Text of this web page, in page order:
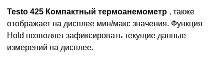
Testo 425 Компактный термоанемометр , также
отображает на дисплее мин/макс значения. Функция
Hold позволяет зафиксировать текущие данные
измерений на дисплее.